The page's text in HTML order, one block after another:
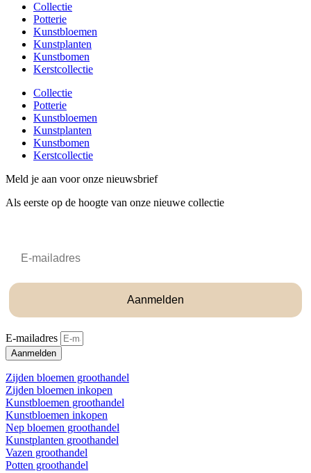
Collectie
Potterie
Kunstbloemen
Kunstplanten
Kunstbomen
Kerstcollectie
Collectie
Potterie
Kunstbloemen
Kunstplanten
Kunstbomen
Kerstcollectie
Meld je aan voor onze nieuwsbrief
Als eerste op de hoogte van onze nieuwe collectie
Aanmelden
E-mailadres
Aanmelden
Zijden bloemen groothandel
Zijden bloemen inkopen
Kunstbloemen groothandel
Kunstbloemen inkopen
Nep bloemen groothandel
Kunstplanten groothandel
Vazen groothandel
Potten groothandel